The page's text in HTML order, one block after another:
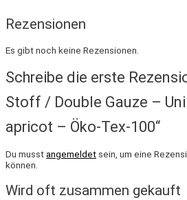
Rezensionen
Es gibt noch keine Rezensionen.
Schreibe die erste
Stoff / Double Gauze –
apricot – Öko-Tex-100“
Du musstangemeldet sein, um eine
können.
Wird oft zusammen gekauft